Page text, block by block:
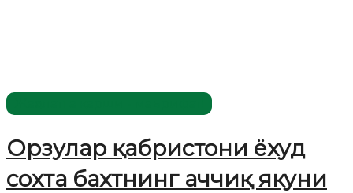
Орзулар қабристони ёхуд
сохта бахтнинг аччиқ якуни